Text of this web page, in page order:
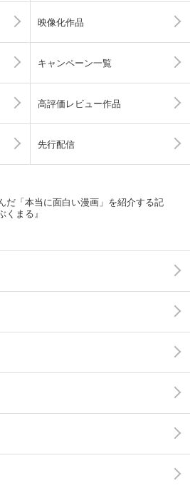
映像化作品
キャンペーン一覧
高評価レビュー作品
先行配信
だ「本当に面白い漫画」を紹介する記
くまる』